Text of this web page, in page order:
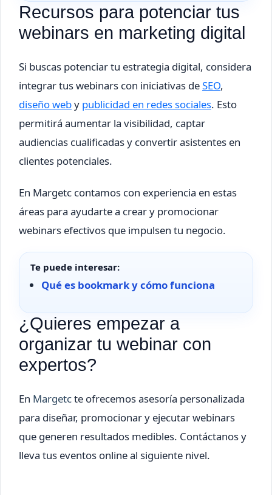
Recursos para potenciar tus
webinars en marketing digital
Si buscas potenciar tu estrategia digital, considera
integrar tus webinars con iniciativas deSEO,
diseño weby publicidad en redes sociales. Esto
permitirá aumentar la visibilidad, captar
audiencias cualificadas y convertir asistentes en
clientes potenciales.
En Margetc contamos con experiencia en estas
áreas para ayudarte a crear y promocionar
webinars efectivos que impulsen tu negocio.
Te puede interesar:
Qué es bookmark y cómo funciona
¿Quieres empezar a
organizar tu webinar con
expertos?
En Margetcte ofrecemos asesoría personalizada
para diseñar, promocionar y ejecutar webinars
que generen resultados medibles. Contáctanos y
lleva tus eventos online al siguiente nivel.